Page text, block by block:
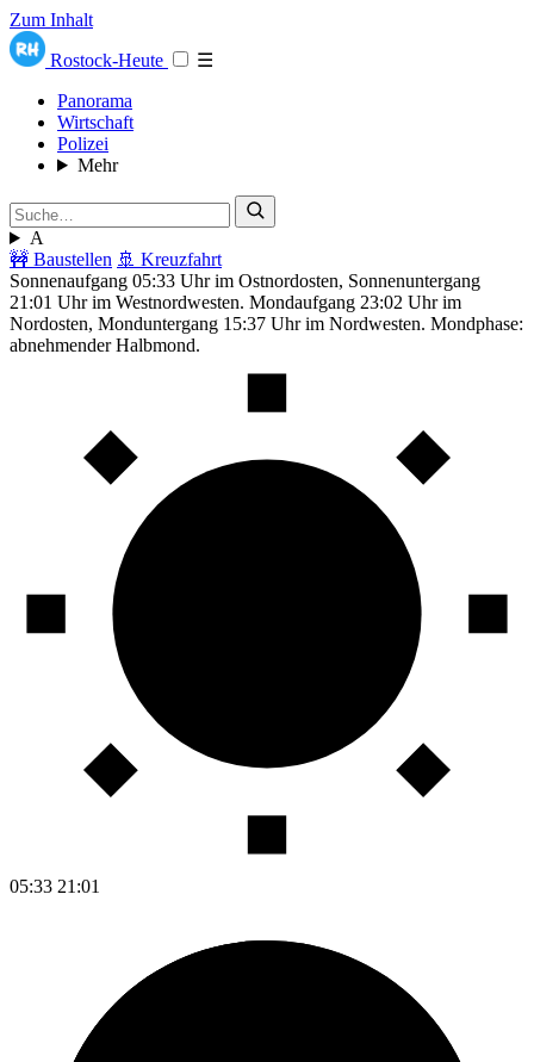
Zum Inhalt
Rostock-Heute
☰
Panorama
Wirtschaft
Polizei
Mehr
A
🚧 Baustellen 🚢 Kreuzfahrt
Sonnenaufgang 05:33 Uhr im Ostnordosten, Sonnenuntergang
21:01 Uhr im Westnordwesten. Mondaufgang 23:02 Uhr im
Nordosten, Monduntergang 15:37 Uhr im Nordwesten. Mondphase:
abnehmender Halbmond.
05:33 21:01